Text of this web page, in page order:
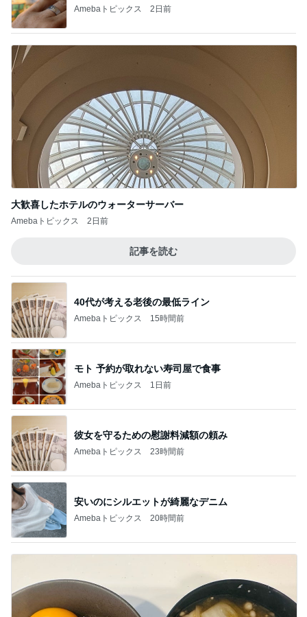
Amebaトピックス 2日前
大歓喜したホテルのウォーターサーバー
Amebaトピックス 2日前
記事を読む
40代が考える老後の最低ライン
Amebaトピックス 15時間前
モト 予約が取れない寿司屋で食事
Amebaトピックス 1日前
彼女を守るための慰謝料減額の頼み
Amebaトピックス 23時間前
安いのにシルエットが綺麗なデニム
Amebaトピックス 20時間前